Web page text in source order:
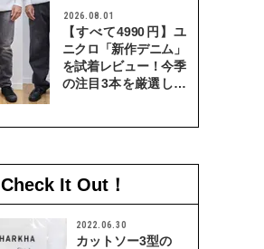
2026.08.01
【すべて4990円】ユ
ニクロ「新作デニム」
を試着レビュー！今季
の注目3本を厳選して
Check It Out！
2022.06.30
カットソー3型の